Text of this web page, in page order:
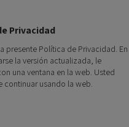
Privacidad
presente Política de Privacidad. En
la versión actualizada, le
una ventana en la web. Usted
usando la web.